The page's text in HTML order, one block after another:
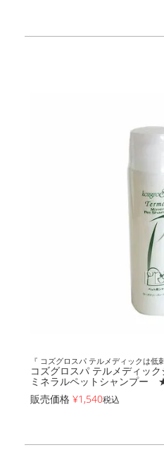
『 コズグロスパ テルメディックは低
コズグロスパ テルメディック
ミネラルペットシャンプー
販売価格 ¥1,540税込